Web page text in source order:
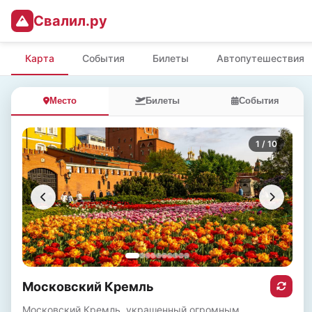
Свалил.ру
Карта События Билеты Автопутешествия
Место Билеты События
1 / 10
Московский Кремль
Московский Кремль, украшенный огромным